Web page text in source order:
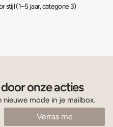
stijl (1–5 jaar, categorie 3)
onze acties
mode in je mailbox.